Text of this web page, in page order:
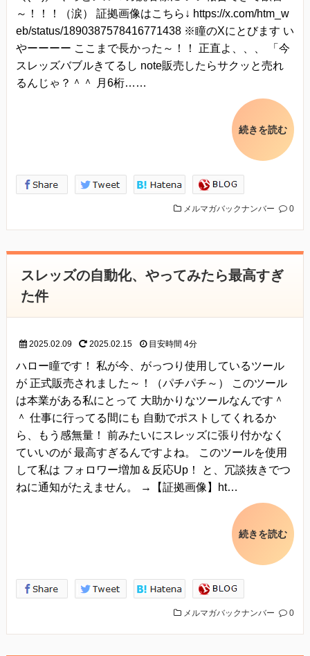
～！！！（涙） 証拠画像はこちら↓ https://x.com/htm_w
eb/status/1890387578416771438 ※瞳のXにとびます い
やーーーー ここまで長かった～！！ 正直よ、、、 「今
スレッズバブルきてるし note販売したらサクッと売れ
るんじゃ？＾＾ 月6桁……
続きを読む
メルマガバックナンバー 0
スレッズの自動化、やってみたら最高すぎ
た件
2025.02.09 2025.02.15 目安時間 4分
ハロー瞳です！ 私が今、がっつり使用しているツール
が 正式販売されました～！（パチパチ～） このツール
は本業がある私にとって 大助かりなツールなんです＾
＾ 仕事に行ってる間にも 自動でポストしてくれるか
ら、もう感無量！ 前みたいにスレッズに張り付かなく
ていいのが 最高すぎるんですよね。 このツールを使用
して私は フォロワー増加＆反応Up！ と、冗談抜きでつ
ねに通知がたえません。 →【証拠画像】ht…
続きを読む
メルマガバックナンバー 0